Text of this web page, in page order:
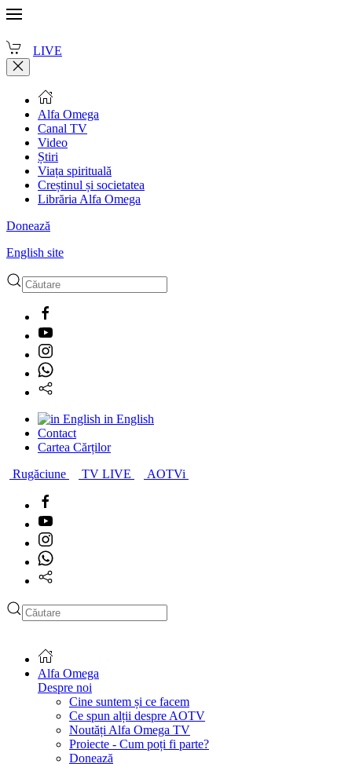
LIVE
Alfa Omega
Canal TV
Video
Știri
Viața spirituală
Creștinul și societatea
Librăria Alfa Omega
Donează
English site
for results.
in English
Contact
Cartea Cărților
Rugăciune
TV LIVE AOTVi
Alfa Omega
Despre noi
Cine suntem și ce facem
Ce spun alții despre AOTV
Noutăți Alfa Omega TV
Proiecte - Cum poți fi parte?
Donează